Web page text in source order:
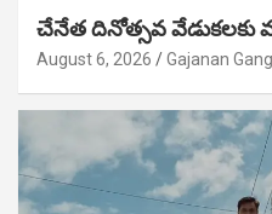
చేనేత దినోత్సవ వేడుకలకు
August 6, 2026 Gajanan